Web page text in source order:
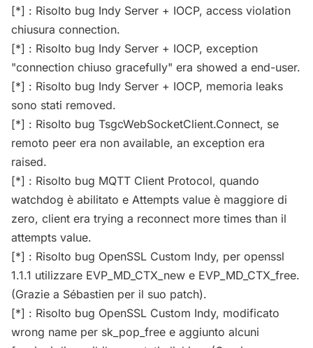
[*] : Risolto bug Indy Server + IOCP, access violation
chiusura connection.
[*] : Risolto bug Indy Server + IOCP, exception
"connection chiuso gracefully" era showed a end-user.
[*] : Risolto bug Indy Server + IOCP, memoria leaks
sono stati removed.
[*] : Risolto bug TsgcWebSocketClient.Connect, se
remoto peer era non available, an exception era
raised.
[*] : Risolto bug MQTT Client Protocol, quando
watchdog è abilitato e Attempts value è maggiore di
zero, client era trying a reconnect more times than il
attempts value.
[*] : Risolto bug OpenSSL Custom Indy, per openssl
1.1.1 utilizzare EVP_MD_CTX_new e EVP_MD_CTX_free.
(Grazie a Sébastien per il suo patch).
[*] : Risolto bug OpenSSL Custom Indy, modificato
wrong name per sk_pop_free e aggiunto alcuni